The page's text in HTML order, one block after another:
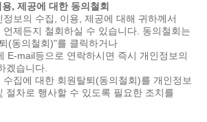
, 제공에 대한 동의철회
보의 수집, 이용, 제공에 대해 귀하께서
제든지 철회하실 수 있습니다. 동의철회는
(동의철회)"를 클릭하거나
E-mail등으로 연락하시면 즉시 개인정보의
겠습니다.
집에 대한 회원탈퇴(동의철회)를 개인정보
절차로 행사할 수 있도록 필요한 조치를